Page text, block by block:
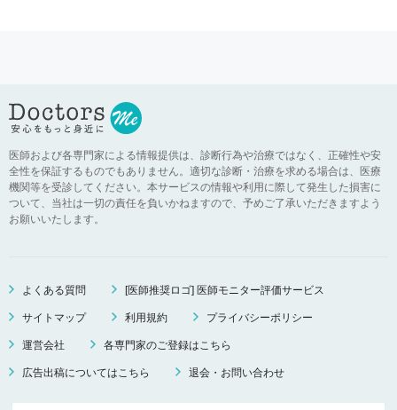
医師および各専門家による情報提供は、診断行為や治療ではなく、正確性や安
全性を保証するものでもありません。適切な診断・治療を求める場合は、医療
機関等を受診してください。本サービスの情報や利用に際して発生した損害に
ついて、当社は一切の責任を負いかねますので、予めご了承いただきますよう
お願いいたします。
よくある質問 [医師推奨ロゴ] 医師モニター評価サービス
サイトマップ 利用規約 プライバシーポリシー
運営会社 各専門家のご登録はこちら
広告出稿についてはこちら 退会・お問い合わせ